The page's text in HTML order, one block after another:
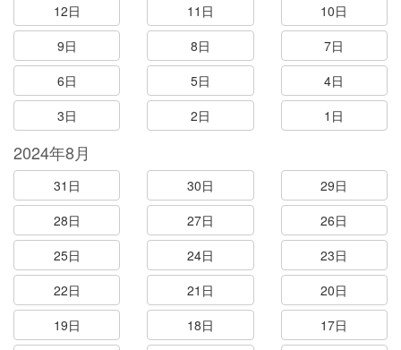
12日
11日
10日
9日
8日
7日
6日
5日
4日
3日
2日 1日
2024年8月
31日 30日
29日
28日
27日
26日
25日
24日
23日
22日
21日
20日
19日
18日
17日